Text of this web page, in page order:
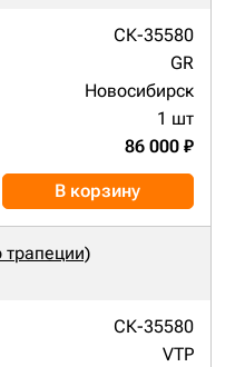
СК-35580
GR
Новосибирск
1 шт
86 000 ₽
В корзину
СК-35580
VTP